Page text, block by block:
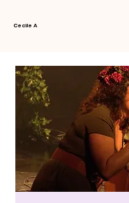
Cecile A